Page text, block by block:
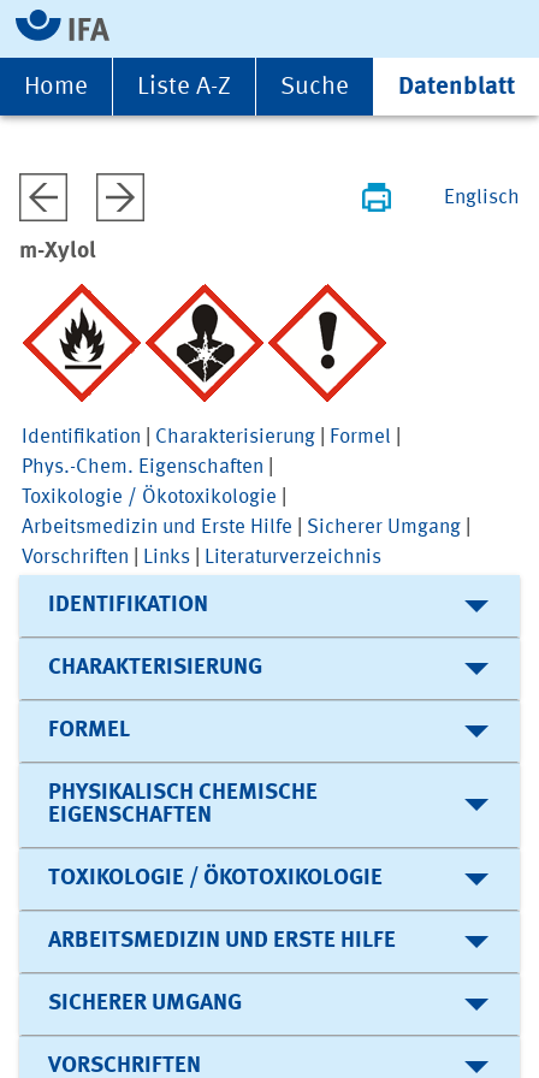
Home Liste A-Z Suche Datenblatt
Englisch
m-Xylol
Identifikation Charakterisierung Formel
Phys.-Chem. Eigenschaften
Toxikologie / Ökotoxikologie
Arbeitsmedizin und Erste Hilfe
Sicherer Umgang
Vorschriften
Links Literaturverzeichnis
IDENTIFIKATION
CHARAKTERISIERUNG
FORMEL
PHYSIKALISCH CHEMISCHE
EIGENSCHAFTEN
TOXIKOLOGIE / ÖKOTOXIKOLOGIE
ARBEITSMEDIZIN UND ERSTE HILFE
SICHERER UMGANG
VORSCHRIFTEN